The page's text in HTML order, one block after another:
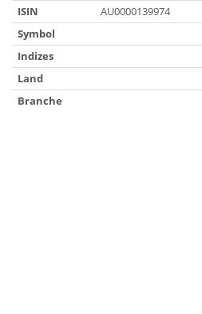
ISIN
AU0000139974
Symbol
Indizes
Land
Branche